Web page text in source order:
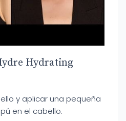
Hydrating
y aplicar una pequeña
en el cabello.